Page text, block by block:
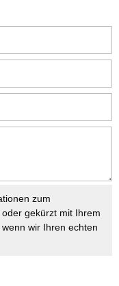
zum
gekürzt mit Ihrem
wir Ihren echten